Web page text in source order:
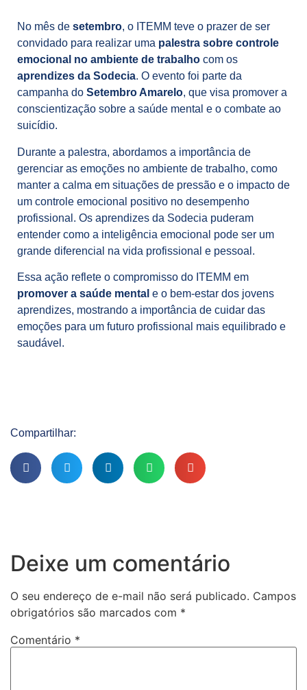
No mês de setembro, o ITEMM teve o prazer de ser
convidado para realizar uma palestra sobre controle
emocional no ambiente de trabalho com os
aprendizes da Sodecia. O evento foi parte da
campanha do Setembro Amarelo, que visa promover a
conscientização sobre a saúde mental e o combate ao
suicídio.
Durante a palestra, abordamos a importância de
gerenciar as emoções no ambiente de trabalho, como
manter a calma em situações de pressão e o impacto de
um controle emocional positivo no desempenho
profissional. Os aprendizes da Sodecia puderam
entender como a inteligência emocional pode ser um
grande diferencial na vida profissional e pessoal.
Essa ação reflete o compromisso do ITEMM em
promover a saúde mental e o bem-estar dos jovens
aprendizes, mostrando a importância de cuidar das
emoções para um futuro profissional mais equilibrado e
saudável.
Compartilhar:
Deixe um comentário
O seu endereço de e-mail não será publicado. Campos
obrigatórios são marcados com *
Comentário *